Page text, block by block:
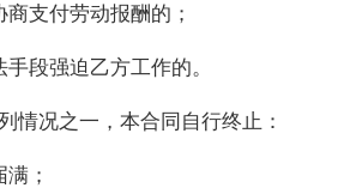
支付劳动报酬的；
段强迫乙方工作的。
情况之一，本合同自行终止：
；